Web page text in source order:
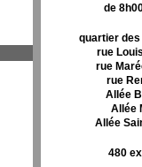
de
quartier des
rue
rue
rue
Allée
Allée
Allée
480